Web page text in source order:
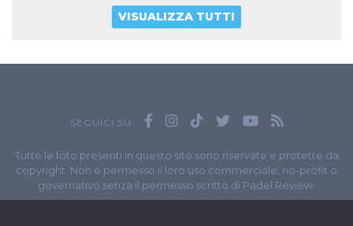
VISUALIZZA TUTTI
SEGUICI SU
Tutte le foto presenti in questo sito sono riservate e protette da
copyright. Non è permesso il loro uso commerciale, no-profit o
governativo senza il permesso scritto di Padel Review.